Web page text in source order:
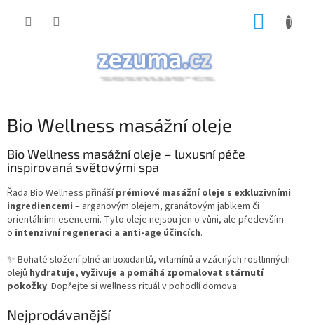
Bio Wellness masážní oleje
Bio Wellness masážní oleje – luxusní péče
inspirovaná světovými spa
Řada Bio Wellness přináší prémiové masážní oleje s exkluzivními
ingrediencemi – arganovým olejem, granátovým jablkem či
orientálními esencemi. Tyto oleje nejsou jen o vůni, ale především
o intenzivní regeneraci a anti-age účincích.
✨ Bohaté složení plné antioxidantů, vitamínů a vzácných rostlinných
olejů hydratuje, vyživuje a pomáhá zpomalovat stárnutí
pokožky. Dopřejte si wellness rituál v pohodlí domova.
Nejprodávanější